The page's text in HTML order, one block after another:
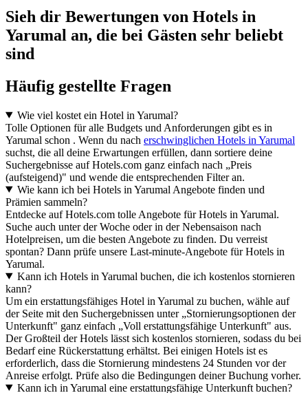
Sieh dir Bewertungen von Hotels in
Yarumal an, die bei Gästen sehr beliebt
sind
Häufig gestellte Fragen
Wie viel kostet ein Hotel in Yarumal?
Tolle Optionen für alle Budgets und Anforderungen gibt es in
Yarumal schon . Wenn du nach erschwinglichen Hotels in Yarumal
suchst, die all deine Erwartungen erfüllen, dann sortiere deine
Suchergebnisse auf Hotels.com ganz einfach nach „Preis
(aufsteigend)" und wende die entsprechenden Filter an.
Wie kann ich bei Hotels in Yarumal Angebote finden und
Prämien sammeln?
Entdecke auf Hotels.com tolle Angebote für Hotels in Yarumal.
Suche auch unter der Woche oder in der Nebensaison nach
Hotelpreisen, um die besten Angebote zu finden. Du verreist
spontan? Dann prüfe unsere Last-minute-Angebote für Hotels in
Yarumal.
Kann ich Hotels in Yarumal buchen, die ich kostenlos stornieren
kann?
Um ein erstattungsfähiges Hotel in Yarumal zu buchen, wähle auf
der Seite mit den Suchergebnissen unter „Stornierungsoptionen der
Unterkunft" ganz einfach „Voll erstattungsfähige Unterkunft" aus.
Der Großteil der Hotels lässt sich kostenlos stornieren, sodass du bei
Bedarf eine Rückerstattung erhältst. Bei einigen Hotels ist es
erforderlich, dass die Stornierung mindestens 24 Stunden vor der
Anreise erfolgt. Prüfe also die Bedingungen deiner Buchung vorher.
Kann ich in Yarumal eine erstattungsfähige Unterkunft buchen?